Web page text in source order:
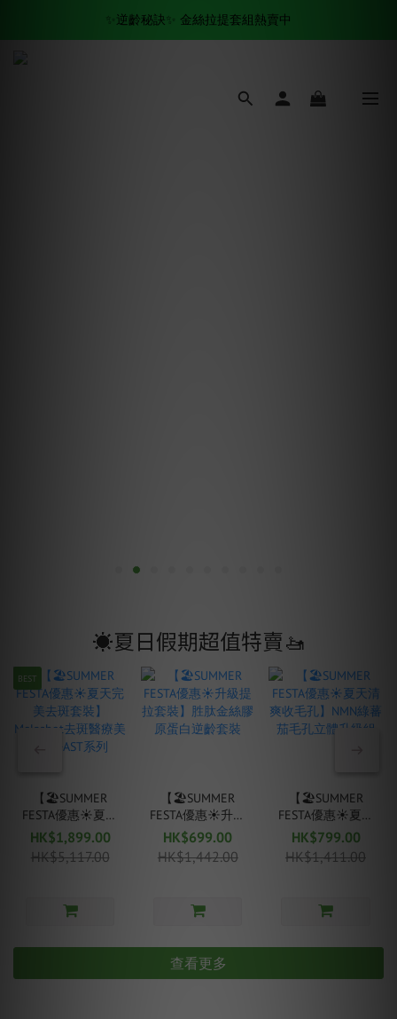
✨逆齡秘訣✨ 金絲拉提套組熱賣中
✨逆齡秘訣✨ 金絲拉提套組熱賣中
✨逆齡秘訣✨ 金絲拉提套組熱賣中
☀️夏日假期超值特賣🚤
BEST
【🏖SUMMER
FESTA優惠☀️夏天
完美去斑套裝】
Melashot去斑醫
療美容儀+AST系
HK$1,899.00
HK$5,117.00
【🏖SUMMER
FESTA優惠☀️升級
提拉套裝】胜肽
金絲膠原蛋白逆
齡套裝
HK$699.00
HK$1,442.00
【🏖SUMMER
FESTA優惠☀️夏天
清爽收毛孔】
NMN綠蕃茄毛孔
立體升級組
HK$799.00
HK$1,411.00
查看更多